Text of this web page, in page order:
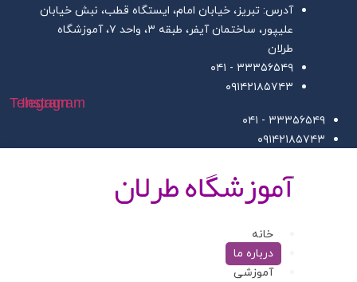
آدرس: تبریز، خیابان امام، ایستگاه قطب، نبش خیابان
علیپور، ساختمان آیفر، طبقه ۳، واحد ۷، آموزشگاه
طرلان
۳۳۳۵۶۵۴۹ - ۰۴۱
۰۹۱۴۲۱۸۵۷۴۳
Instagram
Telegram
۳۳۳۵۶۵۴۹ - ۰۴۱
۰۹۱۴۲۱۸۵۷۴۳
خانه
درباره ما
آموزشی